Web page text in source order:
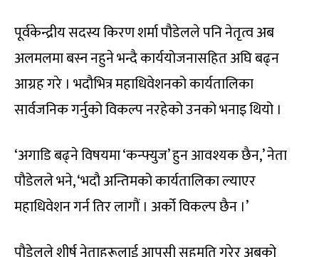
पूर्वकेन्द्रीय सदस्य किरण शर्मा पौडेलले पनि नेतृत्व अब
अलमलमा बस्न नहुने भन्दै कार्ययोजनासहित अघि बढ्न
आग्रह गरे । भदौभित्र महाधिवेशनको कार्यतालिका
सार्वजनिक गर्नुको विकल्प नरहेको उनको भनाइ थियो ।
‘अगाडि बढ्ने विषयमा ‘कन्फ्युज’ हुन आवश्यक छैन,’ नेता
पौडेलले भने, ‘भदौ अन्तिमको कार्यतालिका ल्याएर
महाधिवेशन गर्न तिर लागौं । अर्को विकल्प छैन ।’